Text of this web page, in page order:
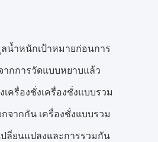
น้ำหนักเป้าหมายก่อนการ
ากการวัดแบบหยาบแล้ว
รื่องชั่งเครื่องชั่งแบบรวม
จากกัน เครื่องชั่งแบบรวม
ลี่ยนแปลงและการรวมกัน